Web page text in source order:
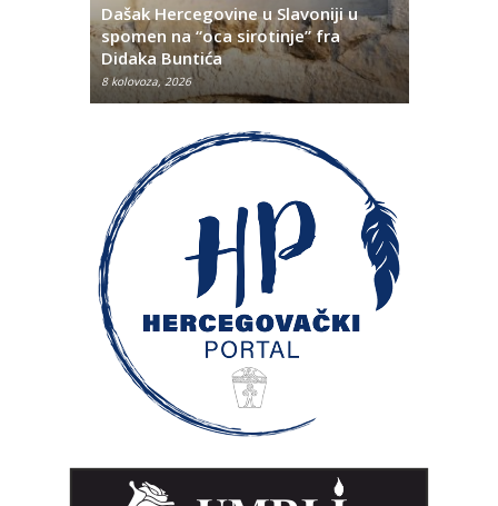
Dašak Hercegovine u Slavoniji u
spomen na “oca sirotinje” fra
Didaka Buntića
8 kolovoza, 2026